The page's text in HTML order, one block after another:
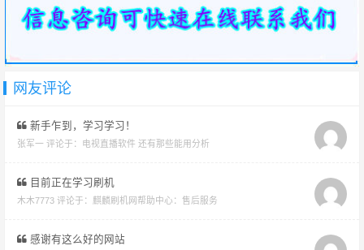
网友评论
新手乍到，学习学习！
张军一 评论于： 电视直播软件 还有那些能用分析
目前正在学习刷机
木木7773 评论于： 麒麟刷机网帮助中心：售后服务
感谢有这么好的网站